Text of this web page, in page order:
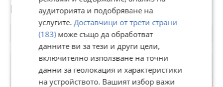
Потребител
Premium
аудиторията и подобряване на
услугите.Доставчици от трети страни
(183)може също да обработват
данните ви за тези и други цели,
включително използване на точни
данни за геолокация и характеристики
на устройството. Вашият избор важи